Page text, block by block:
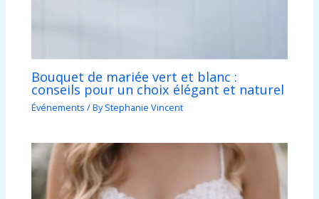
Bouquet de mariée vert et blanc :
conseils pour un choix élégant et naturel
Événements / ByStephanie Vincent